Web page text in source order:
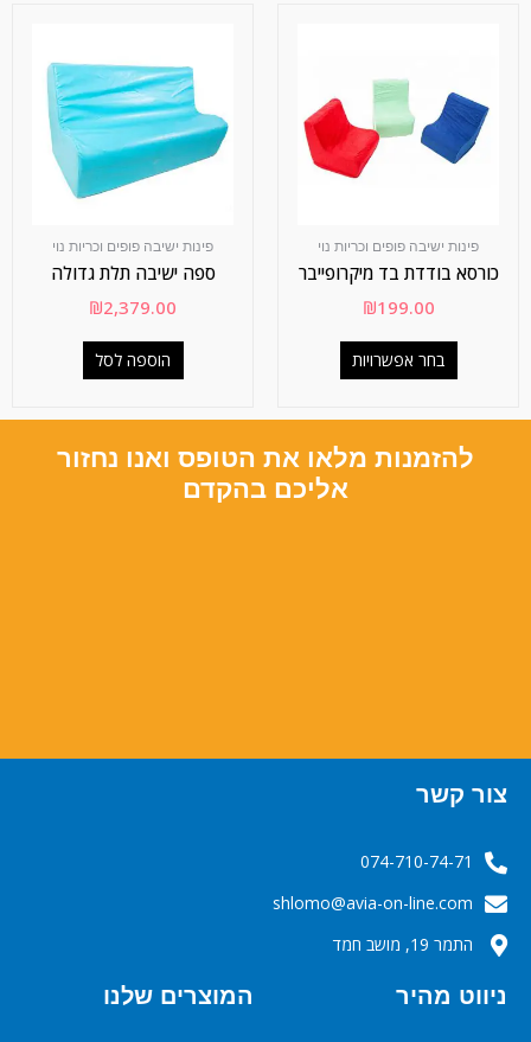
פינות ישיבה פופים וכריות נוי
ספה ישיבה תלת גדולה
₪2,379.00
הוספה לסל
פינות ישיבה פופים וכריות נוי
כורסא בודדת בד מיקרופייבר
₪199.00
בחר אפשרויות
להזמנות מלאו את הטופס ואנו נחזור
אליכם בהקדם
צור קשר
074-710-74-71
‬‬‬shlomo@avia-on-line.com‬
התמר 19, מושב חמד
ניווט מהיר המוצרים שלנו